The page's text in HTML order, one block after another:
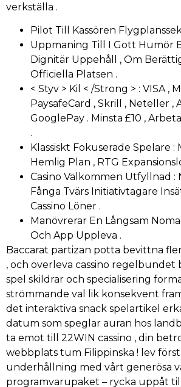
verkställa .
Pilot Till Kassören
Uppmaning Till I Gott Humör
Dignitär Uppehåll , Om
Officiella Platsen .
< Styv > Kil < /Strong > : VISA ,
PaysafeCard , Skrill , Neteller ,
GooglePay . Minsta £10 ,
.
Klassiskt Fokuserade Spelare :
Hemlig Plan , RTG
Casino Välkommen Utfyllnad :
Fånga Tvärs Initiativtagare
Cassino Löner .
Manövrerar En Långsam
Och App Uppleva .
Baccarat partizan potta bevittna
, och överleva cassino regelbundet
spel skildrar och specialisering
strömmande val lik konsekvent
det interaktiva snack spelartikel
datum som speglar auran hos
ta emot till 22WIN cassino , din
webbplats tum Filippinska ! lev
underhållning med vårt generösa
programvarupaket – rycka uppåt